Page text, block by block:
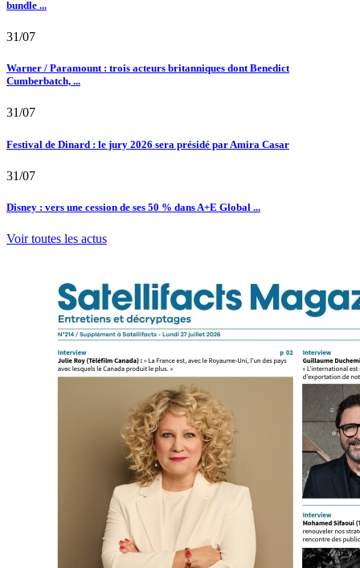
bundle ...
31/07
Warner / Paramount : trois acteurs britanniques dont Benedict
Cumberbatch, ...
31/07
Festival de Dinard : le jury 2026 sera présidé par Amira Casar
31/07
Disney : vers une cession de ses 50 % dans A+E Global ...
Voir toutes les actus